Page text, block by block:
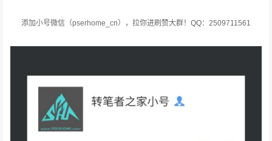
添加小号微信（pserhome_cn），拉你进刷赞大群！QQ：2509711561